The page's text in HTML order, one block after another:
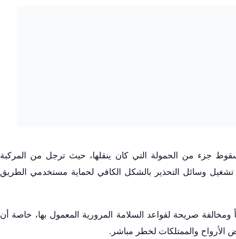
جزء من الحمولة التي كان ينقلها، حيث ترجل من المركبة
تشغيل وسائل التحذير بالشكل الكافي لحماية مستخدمي الطريق
صريحة لقواعد السلامة المرورية المعمول بها، خاصة أن
والممتلكات لخطر مباشر.